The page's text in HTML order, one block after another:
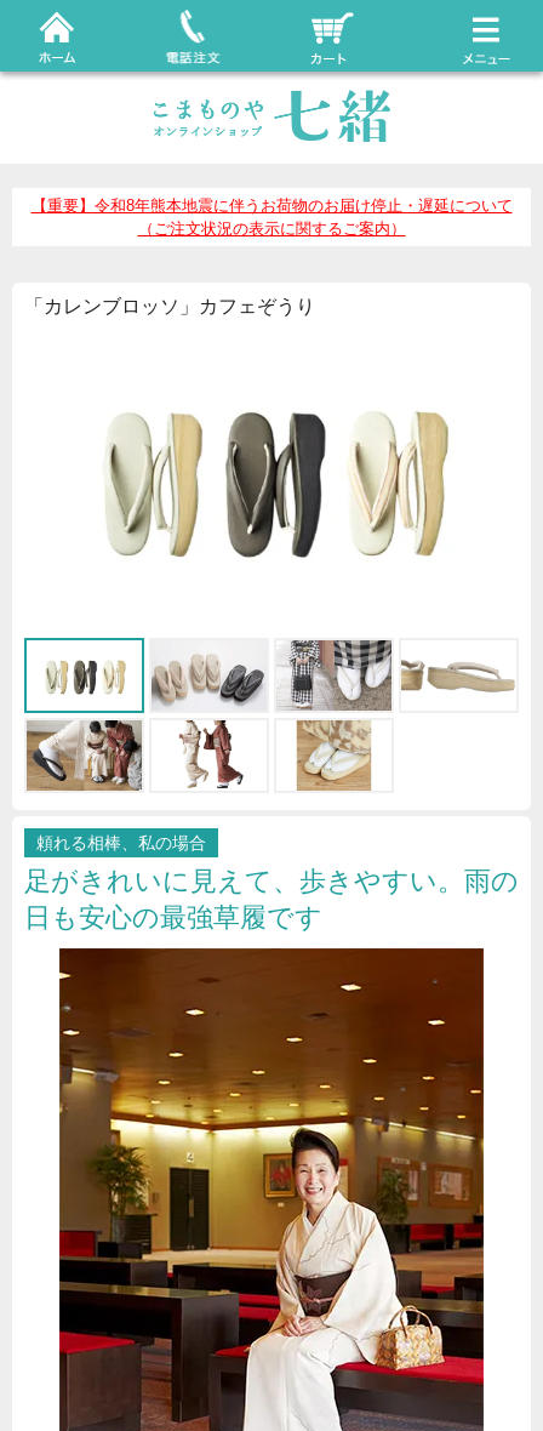
【重要】令和8年熊本地震に伴うお荷物のお届け停止・遅延について
（ご注文状況の表示に関するご案内）
「カレンブロッソ」カフェぞうり
頼れる相棒、私の場合
足がきれいに見えて、歩きやすい。雨の
日も安心の最強草履です